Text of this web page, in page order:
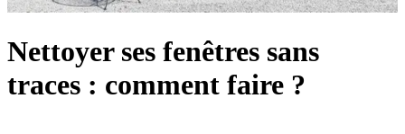
Nettoyer ses fenêtres sans
traces : comment faire ?